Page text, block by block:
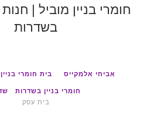
בית עסק
חומרי בניין מוביל | חנות
בשדרות
אביחי אלמקייס בית חומרי בניין
חומרי בניין בשדרות